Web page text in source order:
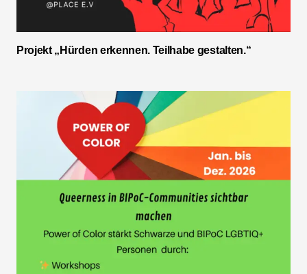
Projekt „Hürden erkennen. Teilhabe gestalten.“